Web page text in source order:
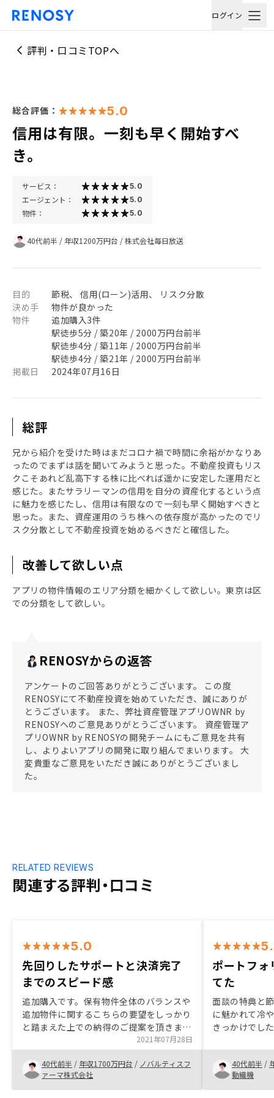
ログイン
評判・口コミTOPへ
総合評価： 5.0
信用は有限。一刻も早く開始すべ
き。
サービス： 5.0
エージェント： 5.0
物件： 5.0
40代前半 / 年収1200万円台 /株式会社毎日放送
目的
節税、 信用(ローン)活用、 リスク分散
決め手
物件が良かった
物件
追加購入3件
駅徒歩5分 / 築20年 / 2000万円台前半
駅徒歩4分 / 築11年 / 2000万円台前半
駅徒歩4分 / 築21年 / 2000万円台前半
掲載日
2024年07月16日
総評
兄から紹介を受けた時はまだコロナ禍で時間に余裕がかなりあ
ったのでまずは話を聞いてみようと思った。不動産投資もリス
クこそあれど乱高下する株に比べれば遥かに安定した運用だと
感じた。またサラリーマンの信用を自分の資産化するという点
に魅力を感じたし、信用は有限なので一刻も早く開始すべきと
思った。また、資産運用のうち株への依存度が高かったのでリ
スク分散として不動産投資を始めるべきだと確信した。
改善して欲しい点
アプリの物件情報のエリア分類を細かくして欲しい。東京は区
での分類をして欲しい。
RENOSYからの返答
アンケートのご回答ありがとうございます。 この度
RENOSYにて不動産投資を始めていただき、誠にありが
とうございます。 また、弊社資産管理アプリOWNR by
RENOSYへのご意見ありがとうございます。 資産管理ア
プリOWNR by RENOSYの開発チームにもご意見を共有
し、よりよいアプリの開発に取り組んでまいります。 大
変貴重なご意見をいただき誠にありがとうございまし
た。
関連する評判・口コミ
RELATED REVIEWS
5.0
先回りしたサポートと決済完了
までのスピード感
追加購入です。保有物件全体のバランスや
追加物件に関するこちらの要望をしっかり
と踏まえた上での納得のご提案を頂きまし
た。 こちらの疑問を先回りしたサポート
と決済完了までのスピード感も素晴らしい
と思いました。契約時の書類は手記入の部
分が無くなっていくとより効率的かと思い
ました。
2021年07月28日
40代前半 / 年収1700万円台 / ノバルティスフ
ァーマ株式会社
ポートフォ
てた
面談の特典と
に魅かれて冷
きっかけでし
化できる確信
ンカムゲイン
しました。面
を駆使してス
40代前半 /
動織機